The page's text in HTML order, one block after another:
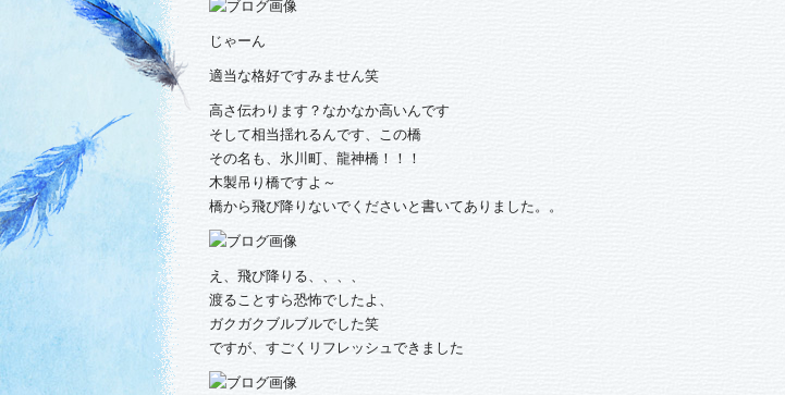
じゃーん
適当な格好ですみません笑
高さ伝わります？なかなか高いんです
そして相当揺れるんです、この橋
その名も、氷川町、龍神橋！！！
木製吊り橋ですよ～
橋から飛び降りないでくださいと書いてありました。。
え、飛び降りる、、、、
渡ることすら恐怖でしたよ、
ガクガクブルブルでした笑
ですが、すごくリフレッシュできました